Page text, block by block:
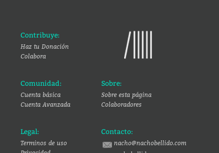
Contribuye:
Haz tu Donación
Colabora
Comunidad:
Cuenta básica
Cuenta Avanzada
Sobre:
Sobre esta página
Colaboradores
Legal:
Terminos de uso
Contacto:
nacho@nachobellido.com